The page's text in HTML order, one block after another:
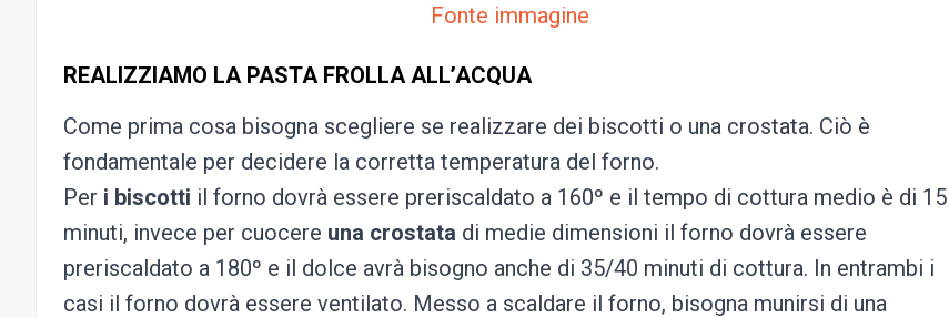
Fonte immagine
REALIZZIAMO LA PASTA FROLLA ALL’ACQUA
Come prima cosa bisogna scegliere se realizzare dei biscotti o una crostata. Ciò è
fondamentale per decidere la corretta temperatura del forno.
Per i biscotti il forno dovrà essere preriscaldato a 160º e il tempo di cottura medio è di 15
minuti, invece per cuocere una crostata di medie dimensioni il forno dovrà essere
preriscaldato a 180º e il dolce avrà bisogno anche di 35/40 minuti di cottura. In entrambi i
casi il forno dovrà essere ventilato. Messo a scaldare il forno, bisogna munirsi di una